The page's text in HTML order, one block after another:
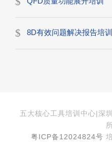
8D有效问题解决报告培训
五大核心工具培训中心|深
粤ICP备12024824号